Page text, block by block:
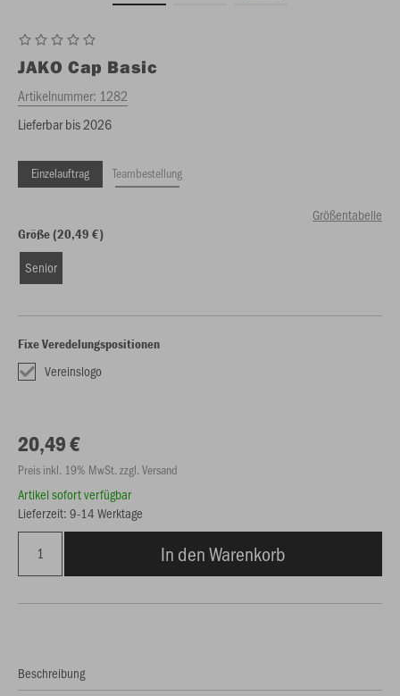
JAKO Cap Basic
Artikelnummer: 1282
Lieferbar bis 2026
Einzelauftrag Teambestellung
Größentabelle
Größe (20,49 €)
Senior
Fixe Veredelungspositionen
Vereinslogo
20,49 €
Preis inkl. 19% MwSt. zzgl. Versand
Artikel sofort verfügbar
Lieferzeit: 9-14 Werktage
In den Warenkorb
Beschreibung